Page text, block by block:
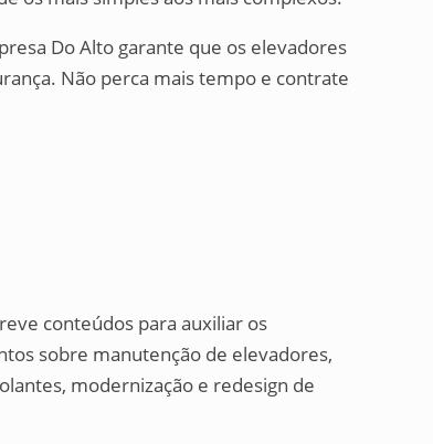
Do Alto garante que os elevadores
Não perca mais tempo e contrate
conteúdos para auxiliar os
sobre manutenção de elevadores,
modernização e redesign de